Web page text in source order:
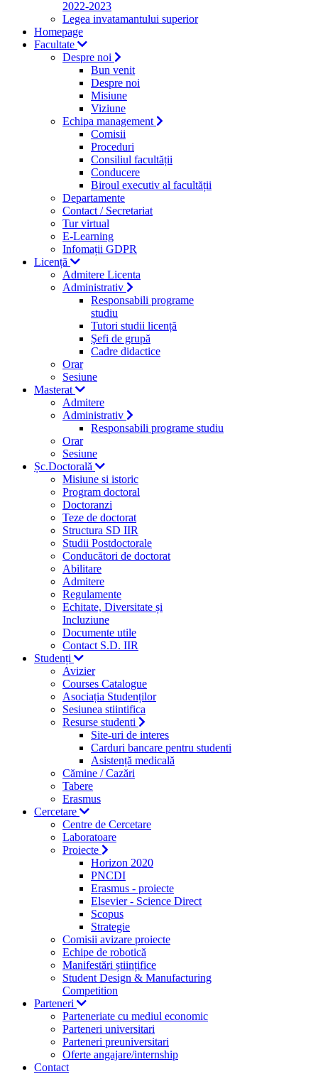
2022-2023
Legea invatamantului superior
Homepage
Facultate
Despre noi
Bun venit
Despre noi
Misiune
Viziune
Echipa management
Comisii
Proceduri
Consiliul facultății
Conducere
Biroul executiv al facultății
Departamente
Contact / Secretariat
Tur virtual
E-Learning
Infomații GDPR
Licență
Admitere Licenta
Administrativ
Responsabili programe
studiu
Tutori studii licență
Şefi de grupă
Cadre didactice
Orar
Sesiune
Masterat
Admitere
Administrativ
Responsabili programe studiu
Orar
Sesiune
Șc.Doctorală
Misiune si istoric
Program doctoral
Doctoranzi
Teze de doctorat
Structura SD IIR
Studii Postdoctorale
Conducători de doctorat
Abilitare
Admitere
Regulamente
Echitate, Diversitate și
Incluziune
Documente utile
Contact S.D. IIR
Studenți
Avizier
Courses Catalogue
Asociația Studenților
Sesiunea stiintifica
Resurse studenti
Site-uri de interes
Carduri bancare pentru studenti
Asistență medicală
Cămine / Cazări
Tabere
Erasmus
Cercetare
Centre de Cercetare
Laboratoare
Proiecte
Horizon 2020
PNCDI
Erasmus - proiecte
Elsevier - Science Direct
Scopus
Strategie
Comisii avizare proiecte
Echipe de robotică
Manifestări științifice
Student Design & Manufacturing
Competition
Parteneri
Parteneriate cu mediul economic
Parteneri universitari
Parteneri preuniversitari
Oferte angajare/internship
Contact